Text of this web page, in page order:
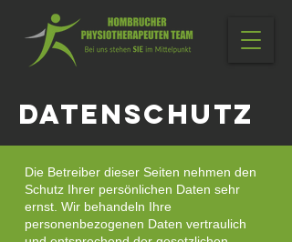
Datenschutz
Die Betreiber dieser Seiten nehmen den
Schutz Ihrer persönlichen Daten sehr
ernst. Wir behandeln Ihre
personenbezogenen Daten vertraulich